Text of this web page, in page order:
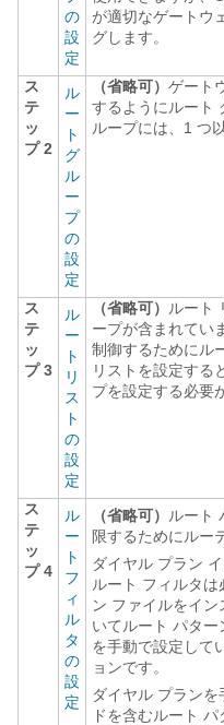
の
設
定
が適切なゲートウ
グします。
ス
テ
ッ
プ 2
ル
ー
ト
グ
ル
ー
プ
の
設
定
（省略可） ゲート
するようにルート
ループには、1 つ
ス
テ
ッ
プ 3
ル
ー
ト
リ
ス
ト
の
設
定
（省略可）
ルート
ープが含まれてい
制御するためにル
リストを設定する
プを設定する必要
ス
テ
ッ
プ 4
ル
ー
ト
フ
ィ
ル
タ
の
設
定
（省略可）
ルート
限するためにルー
ダイヤル プラン
ルート フィルタ
ン ファイルをイ
いてルート パタ
を手動で設定して
ョンです。
ダイヤル プラン
ドを含むルート